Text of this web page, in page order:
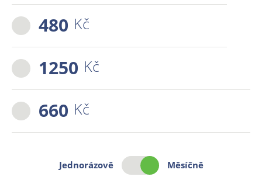
480 Kč
1250 Kč
660 Kč
Jednorázově Měsíčně